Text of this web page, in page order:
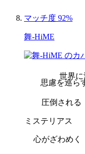
マッチ度 92%
舞-HiME
心がざわめく
ミステリアス
圧倒される
思慮を巡ら
世界に